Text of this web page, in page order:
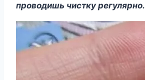
проводишь чистку регулярно.